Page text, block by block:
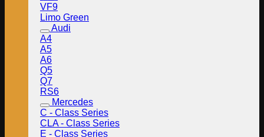
VF9
Limo Green
Audi
A4
A5
A6
Q5
Q7
RS6
Mercedes
C - Class Series
CLA - Class Series
E - Class Series